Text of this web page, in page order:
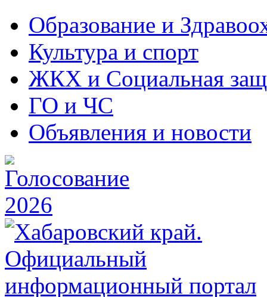
Образование и
Культура и спорт
ЖКХ и Социальная
ГО и ЧС
Объявления и новости